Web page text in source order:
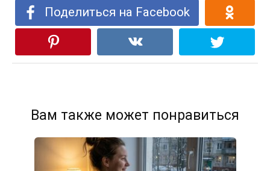
Поделиться на Facebook
Вам также может понравиться